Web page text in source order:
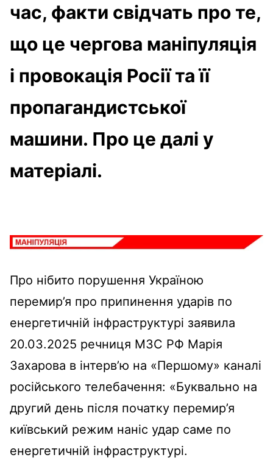
час, факти свідчать про те,
що це чергова маніпуляція
і провокація Росії та її
пропагандистської
машини. Про це далі у
матеріалі.
Про нібито порушення Україною
перемир’я про припинення ударів по
енергетичній інфраструктурі заявила
20.03.2025 речниця МЗС РФ Марія
Захарова в інтерв’ю на «Першому» каналі
російського телебачення: «Буквально на
другий день після початку перемир’я
київський режим наніс удар саме по
енергетичній інфраструктурі.